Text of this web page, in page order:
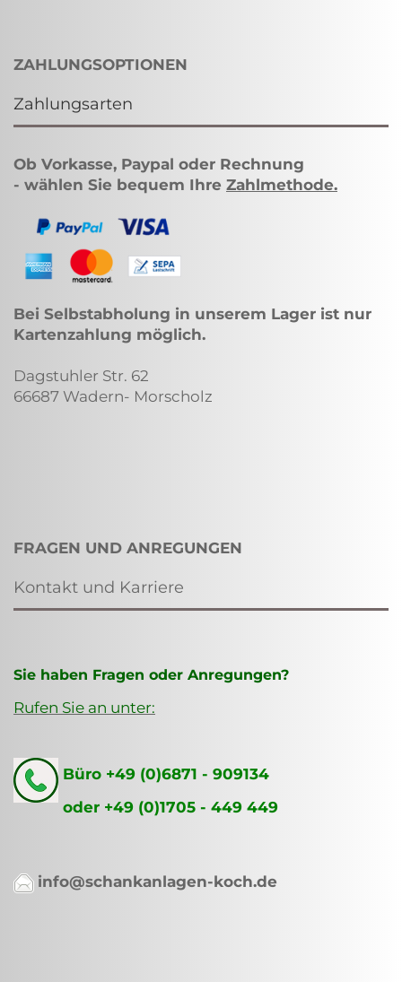
ZAHLUNGSOPTIONEN
Zahlungsarten
Ob Vorkasse, Paypal oder Rechnung
- wählen Sie bequem Ihre Zahlmethode.
Bei Selbstabholung in unserem Lager ist nur
Kartenzahlung möglich.
Dagstuhler Str. 62
66687 Wadern- Morscholz
FRAGEN UND ANREGUNGEN
Kontakt und Karriere
Sie haben Fragen oder Anregungen?
Rufen Sie an unter:
Büro +49 (0)6871 - 909134
oder +49 (0)1705 - 449 449
info@schankanlagen-koch.de